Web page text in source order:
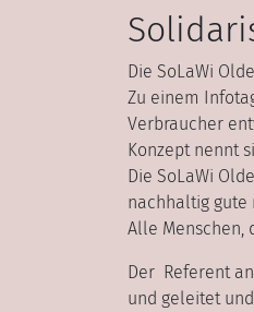
Die SoLaWi
Zu einem
Verbraucher
Konzept nennt
Die SoLaWi
nachhaltig gute
Alle Menschen,
Der Referent
und geleitet